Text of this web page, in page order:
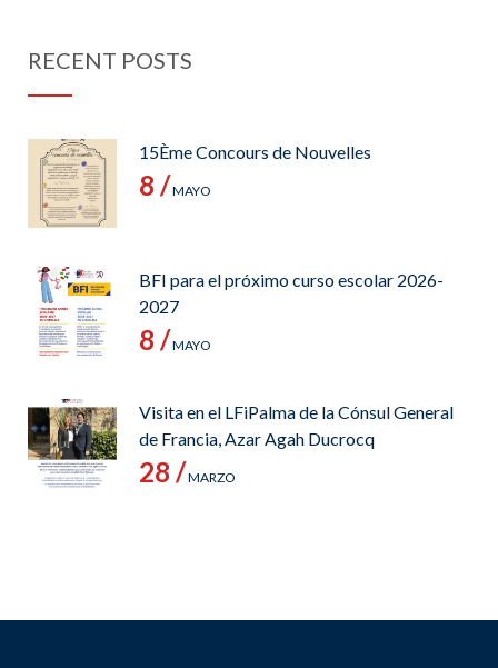
RECENT POSTS
15Ème Concours de Nouvelles
8 /MAYO
BFI para el próximo curso escolar 2026-
2027
8 /MAYO
Visita en el LFiPalma de la Cónsul General
de Francia, Azar Agah Ducrocq
28 /MARZO